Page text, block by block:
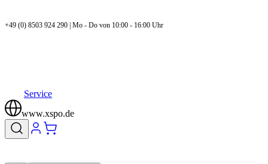
+49 (0) 8503 924 290 | Mo - Do von 10:00 - 16:00 Uhr
Service
www.xspo.de